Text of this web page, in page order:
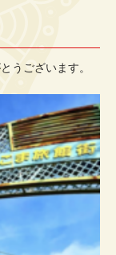
うございます。